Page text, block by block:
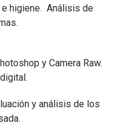
higiene. Análisis de
y Camera Raw.
y análisis de los